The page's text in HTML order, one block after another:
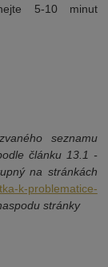
5-10 minut
seznamu
článku 13.1 -
na stránkách
k-problematice-
stránky